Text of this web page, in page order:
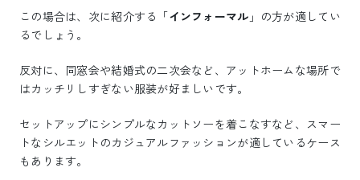
この場合は、次に紹介する「インフォーマル 」の方が適してい
るでしょう。
反対に、同窓会や結婚式の二次会など、アットホームな場所で
はカッチリしすぎない服装が好ましいです。
セットアップにシンプルなカットソーを着こなすなど、スマー
トなシルエットのカジュアルファッションが適しているケース
もあります。